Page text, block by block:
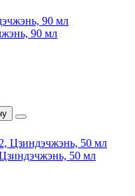
90 мл
50 мл